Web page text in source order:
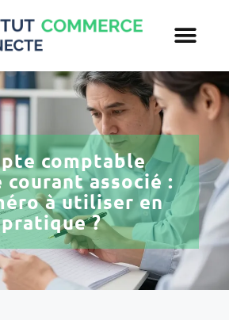
comptable
courant associé :
à utiliser en
pratique ?